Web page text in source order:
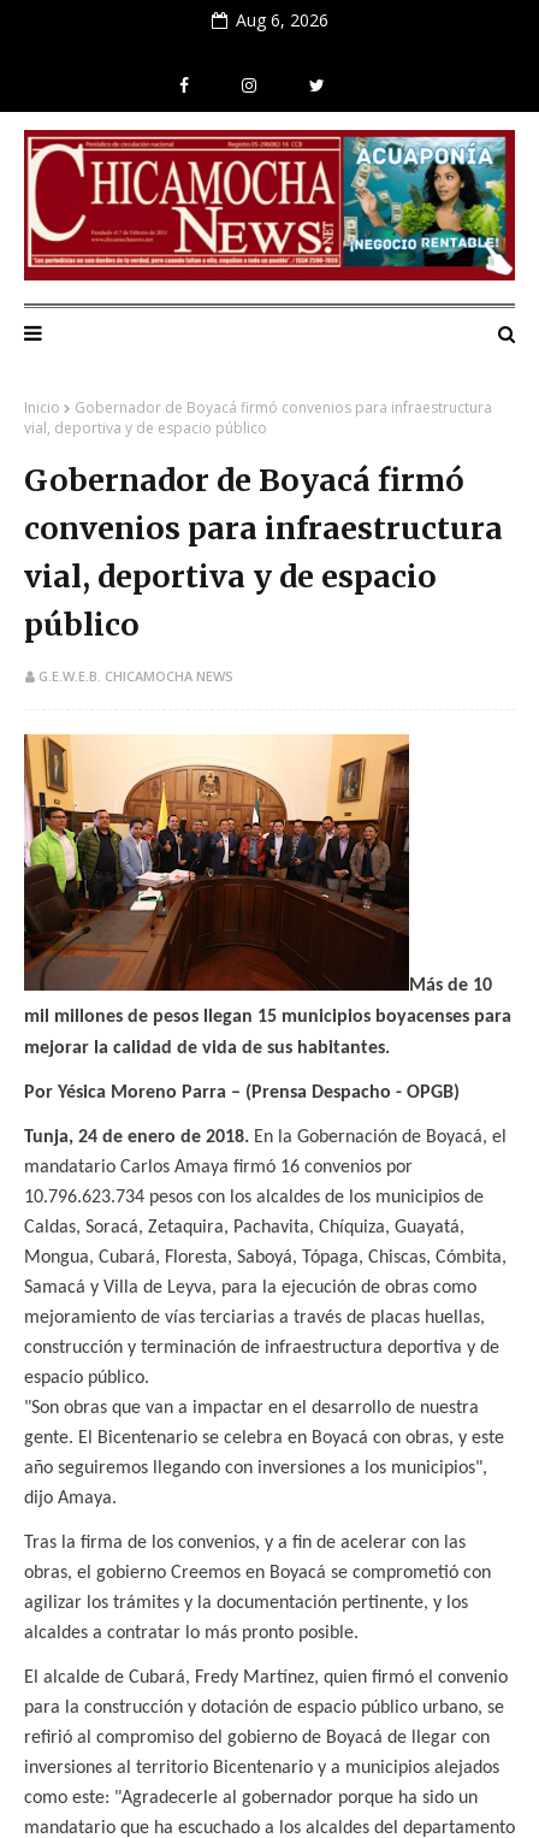
Aug 6, 2026
Inicio
Gobernador de Boyacá firmó convenios para infraestructura
vial, deportiva y de espacio público
Gobernador de Boyacá firmó
convenios para infraestructura
vial, deportiva y de espacio
público
G.E.W.E.B. CHICAMOCHA NEWS
Más de 10
mil millones de pesos llegan 15 municipios boyacenses para
mejorar la calidad de vida de sus habitantes.
Por Yésica Moreno Parra – (Prensa Despacho - OPGB)
Tunja, 24 de enero de 2018. En la Gobernación de Boyacá, el
mandatario Carlos Amaya firmó 16 convenios por
10.796.623.734 pesos con los alcaldes de los municipios de
Caldas, Soracá, Zetaquira, Pachavita, Chíquiza, Guayatá,
Mongua, Cubará, Floresta, Saboyá, Tópaga, Chiscas, Cómbita,
Samacá y Villa de Leyva, para la ejecución de obras como
mejoramiento de vías terciarias a través de placas huellas,
construcción y terminación de infraestructura deportiva y de
espacio público.
"Son obras que van a impactar en el desarrollo de nuestra
gente. El Bicentenario se celebra en Boyacá con obras, y este
año seguiremos llegando con inversiones a los municipios",
dijo Amaya.
Tras la firma de los convenios, y a fin de acelerar con las
obras, el gobierno Creemos en Boyacá se comprometió con
agilizar los trámites y la documentación pertinente, y los
alcaldes a contratar lo más pronto posible.
El alcalde de Cubará, Fredy Martínez, quien firmó el convenio
para la construcción y dotación de espacio público urbano, se
refirió al compromiso del gobierno de Boyacá de llegar con
inversiones al territorio Bicentenario y a municipios alejados
como este: "Agradecerle al gobernador porque ha sido un
mandatario que ha escuchado a los alcaldes del departamento